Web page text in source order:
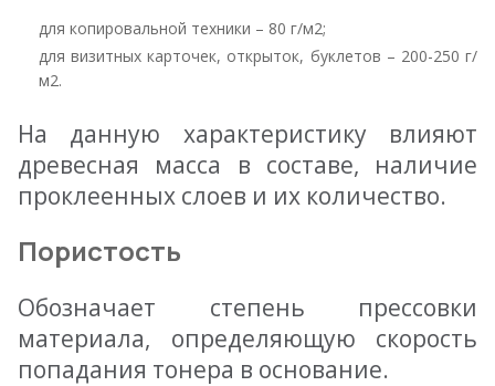
для копировальной техники – 80 г/м2;
для визитных карточек, открыток, буклетов – 200-250 г/
м2.
На данную характеристику влияют
древесная масса в составе, наличие
проклеенных слоев и их количество.
Пористость
Обозначает степень прессовки
материала, определяющую скорость
попадания тонера в основание.